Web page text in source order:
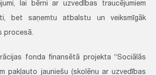
lai bērni ar uzvedības traucējumiem
bet saņemtu atbalstu un veiksmīgāk
procesā.
fonda finansētā projekta “Sociālās
pakļauto jauniešu (skolēnu ar uzvedības